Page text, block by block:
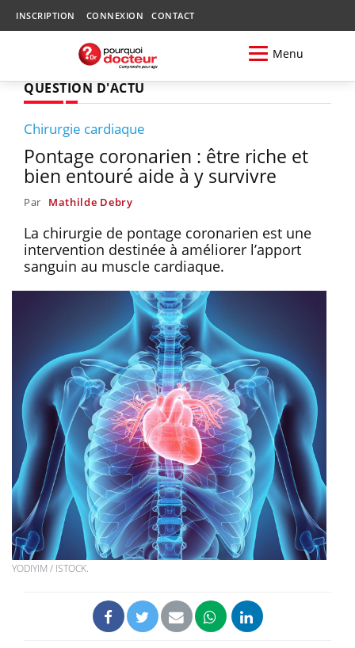
INSCRIPTION CONNEXION CONTACT
Menu
QUESTION D'ACTU
Chirurgie cardiaque
Pontage coronarien : être riche et
bien entouré aide à y survivre
Par Mathilde Debry
La chirurgie de pontage coronarien est une
intervention destinée à améliorer l’apport
sanguin au muscle cardiaque.
YODIYIM / ISTOCK.